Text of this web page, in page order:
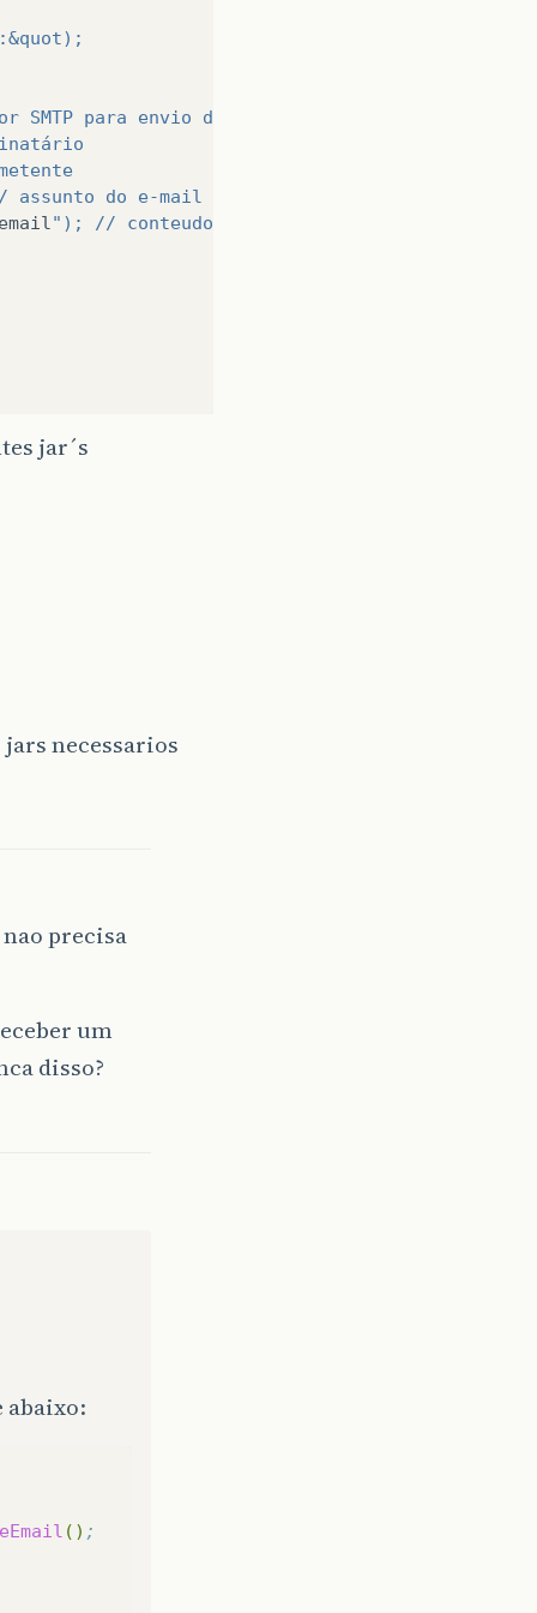
para envio do e-mail
do e-mail
"); // conteudo do e-mail
jar´s
necessarios
precisa
um
disso?
abaixo:
() ;